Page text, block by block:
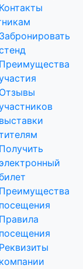
Контакты
Забронировать
Преимущества
Отзывы
выставки
Получить
электронный
Преимущества
посещения
Правила
посещения
Реквизиты
компании